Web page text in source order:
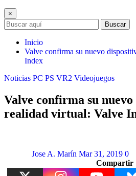
×
Buscar
Inicio
Valve confirma su nuevo
Index
Noticias PC PS VR2 Videojuegos
Valve confirma su
realidad virtual: Valve
Jose A. Marín Mar 31, 2019 0
Compartir